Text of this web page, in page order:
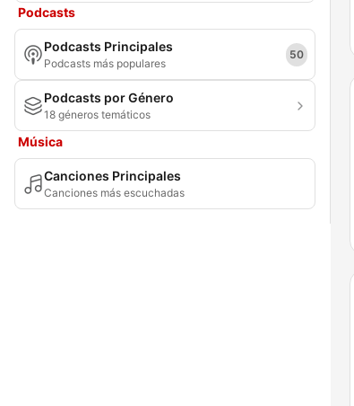
Podcasts
Podcasts Principales
Podcasts más populares
50
Podcasts por Género
18 géneros temáticos
Música
Canciones Principales
Canciones más escuchadas